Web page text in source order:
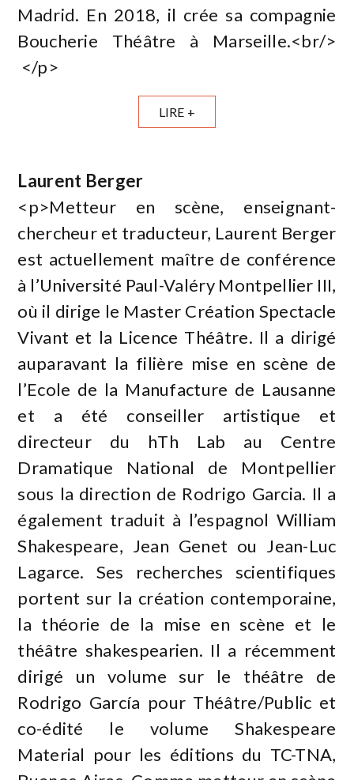
Madrid. En 2018, il crée sa compagnie
Boucherie Théâtre à Marseille.<br/>
</p>
LIRE +
Laurent Berger
<p>Metteur en scène, enseignant-
chercheur et traducteur, Laurent Berger
est actuellement maître de conférence
à l’Université Paul-Valéry Montpellier III,
où il dirige le Master Création Spectacle
Vivant et la Licence Théâtre. Il a dirigé
auparavant la filière mise en scène de
l’Ecole de la Manufacture de Lausanne
et a été conseiller artistique et
directeur du hTh Lab au Centre
Dramatique National de Montpellier
sous la direction de Rodrigo Garcia. Il a
également traduit à l’espagnol William
Shakespeare, Jean Genet ou Jean-Luc
Lagarce. Ses recherches scientifiques
portent sur la création contemporaine,
la théorie de la mise en scène et le
théâtre shakespearien. Il a récemment
dirigé un volume sur le théâtre de
Rodrigo García pour Théâtre/Public et
co-édité le volume Shakespeare
Material pour les éditions du TC-TNA,